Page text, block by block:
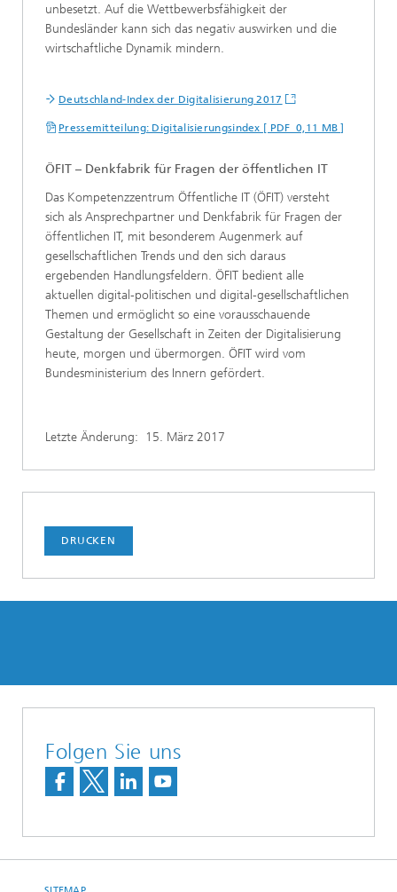
unbesetzt. Auf die Wettbewerbsfähigkeit der
Bundesländer kann sich das negativ auswirken und die
wirtschaftliche Dynamik mindern.
Deutschland-Index der Digitalisierung 2017
Pressemitteilung: Digitalisierungsindex [ PDF 0,11 MB ]
ÖFIT – Denkfabrik für Fragen der öffentlichen IT
Das Kompetenzzentrum Öffentliche IT (ÖFIT) versteht
sich als Ansprechpartner und Denkfabrik für Fragen der
öffentlichen IT, mit besonderem Augenmerk auf
gesellschaftlichen Trends und den sich daraus
ergebenden Handlungsfeldern. ÖFIT bedient alle
aktuellen digital-politischen und digital-gesellschaftlichen
Themen und ermöglicht so eine vorausschauende
Gestaltung der Gesellschaft in Zeiten der Digitalisierung
heute, morgen und übermorgen. ÖFIT wird vom
Bundesministerium des Innern gefördert.
Letzte Änderung: 15. März 2017
DRUCKEN
Folgen Sie uns